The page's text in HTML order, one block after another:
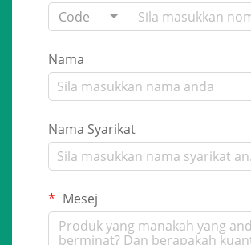
Code
Nama
Nama Syarikat
Mesej